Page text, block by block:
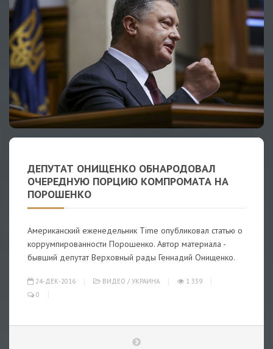
ДЕПУТАТ ОНИЩЕНКО ОБНАРОДОВАЛ
ОЧЕРЕДНУЮ ПОРЦИЮ КОМПРОМАТА НА
ПОРОШЕНКО
Американский еженедельник Time опубликовал статью о
коррумпированности Порошенко. Автор материала -
бывший депутат Верховный рады Геннадий Онищенко.
24-ДЕК-2016 ВИДЕО / УКРАИНА
1 339
0